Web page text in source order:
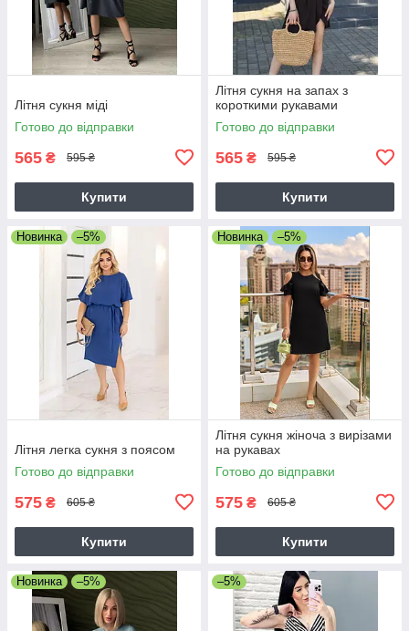
Літня сукня міді
Готово до відправки
565 ₴ 595 ₴
Купити
Літня сукня на запах з
короткими рукавами
Готово до відправки
565 ₴ 595 ₴
Купити
Новинка –5%
Літня легка сукня з поясом
Готово до відправки
575 ₴ 605 ₴
Купити
Новинка –5%
Літня сукня жіноча з вирізами
на рукавах
Готово до відправки
575 ₴ 605 ₴
Купити
Новинка –5% –5%